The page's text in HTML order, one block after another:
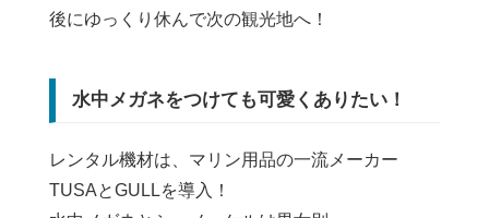
後にゆっくり休んで次の観光地へ！
水中メガネをつけても可愛くありたい！
レンタル機材は、マリン用品の一流メーカー
TUSAとGULLを導入！